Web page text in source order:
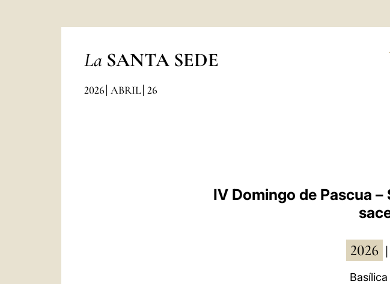
La SANTA SEDE
2026 ABRIL 26
IV Domingo de Pascua
2026